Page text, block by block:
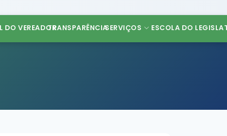
DO VEREADORTRANSPARÊNCIASERVIÇOS ESCOLA DO